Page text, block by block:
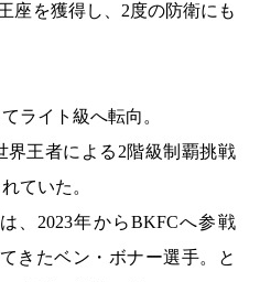
座を獲得し、2度の防衛にも
ライト級へ転向。
界王者による2階級制覇挑戦
ていた。
、2023年からBKFCへ参戦
きたベン・ボナー選手。と